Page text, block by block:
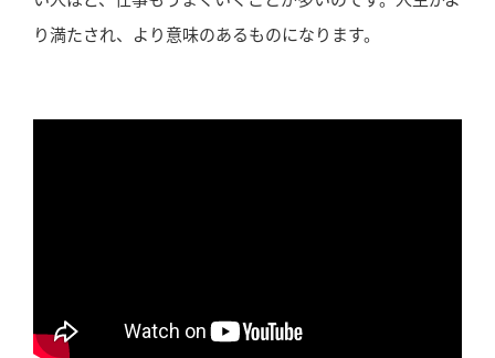
り満たされ、より意味のあるものになります。